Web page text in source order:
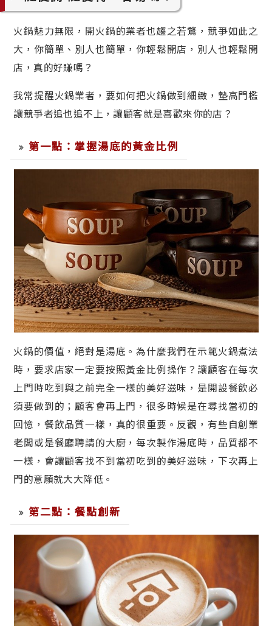
火鍋魅力無限，開火鍋的業者也趨之若鶩，競爭如此之
大，你簡單、別人也簡單，你輕鬆開店，別人也輕鬆開
店，真的好賺嗎？
我常提醒火鍋業者，要如何把火鍋做到細緻，墊高門檻
讓競爭者追也追不上，讓顧客就是喜歡來你的店？
第一點：掌握湯底的黃金比例
火鍋的價值，絕對是湯底。為什麼我們在示範火鍋煮法
時，要求店家一定要按照黃金比例操作？讓顧客在每次
上門時吃到與之前完全一樣的美好滋味，是開設餐飲必
須要做到的；顧客會再上門，很多時候是在尋找當初的
回憶，餐飲品質一樣，真的很重要。反觀，有些自創業
老闆或是餐廳聘請的大廚，每次製作湯底時，品質都不
一樣，會讓顧客找不到當初吃到的美好滋味，下次再上
門的意願就大大降低。
第二點：餐點創新